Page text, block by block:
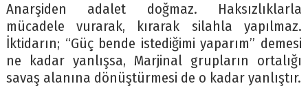
Anarşiden adalet doğmaz. Haksızlıklarla
mücadele vurarak, kırarak silahla yapılmaz.
İktidarın; “Güç bende istediğimi yaparım” demesi
ne kadar yanlışsa, Marjinal grupların ortalığı
savaş alanına dönüştürmesi de o kadar yanlıştır.